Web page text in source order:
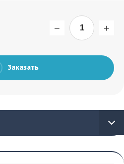
− +
Заказать